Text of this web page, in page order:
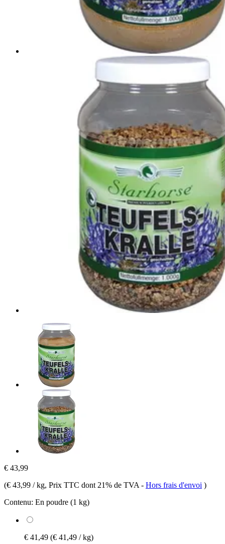
€ 43,99
(€ 43,99 / kg, Prix TTC dont 21% de TVA - Hors frais d'envoi )
Contenu: En poudre (1 kg)
€ 41,49 (€ 41,49 / kg)